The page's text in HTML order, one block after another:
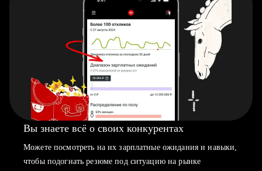
Вы знаете всё о своих конкурентах
Можете посмотреть на их зарплатные ожидания и навыки,
чтобы подогнать резюме под ситуацию на рынке